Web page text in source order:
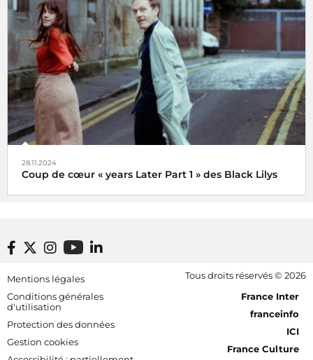
Veni, vidi, vici !
28.11.2024
Coup de cœur « years Later Part 1 » des Black Lilys
Black Lilys, une caresse magique et émotionnelle pop
folk
Radio France, le 2 décembre 2024
Footer bottom
Mentions légales
Conditions générales
d'utilisation
Protection des données
Gestion cookies
Tous droits réservés © 2026
[RDF] Pied de page - Mobile
France Inter
franceinfo
ICI
France Culture